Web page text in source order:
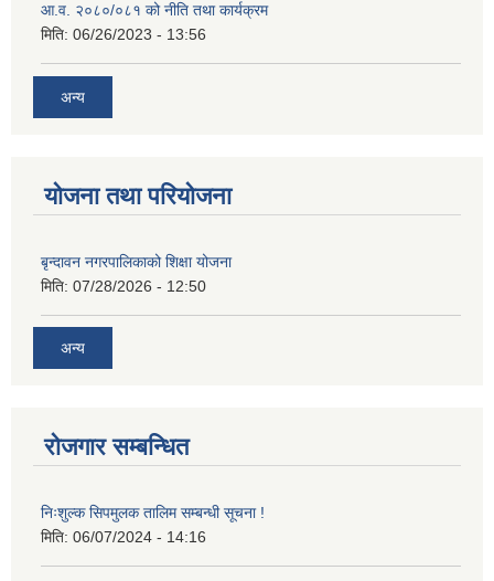
आ.व. २०८०/०८१ को नीति तथा कार्यक्रम
मिति: 06/26/2023 - 13:56
अन्य
योजना तथा परियोजना
बृन्दावन नगरपालिकाको शिक्षा योजना
मिति: 07/28/2026 - 12:50
अन्य
रोजगार सम्बन्धित
निःशुल्क सिपमुलक तालिम सम्बन्धी सूचना !
मिति: 06/07/2024 - 14:16